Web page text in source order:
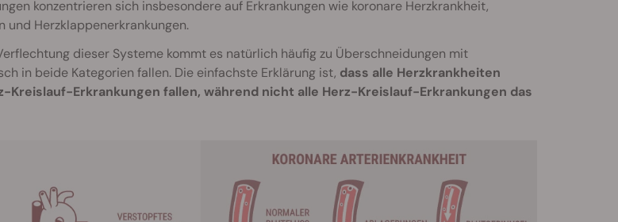
konzentrieren sich insbesondere auf Erkrankungen wie koronare Herzkrankheit,
und Herzklappenerkrankungen.
dieser Systeme kommt es natürlich häufig zu Überschneidungen mit
in beide Kategorien fallen. Die einfachste Erklärung ist, dass alle Herzkrankheiten
Kreislauf-Erkrankungen fallen, während nicht alle Herz-Kreislauf-Erkrankungen das